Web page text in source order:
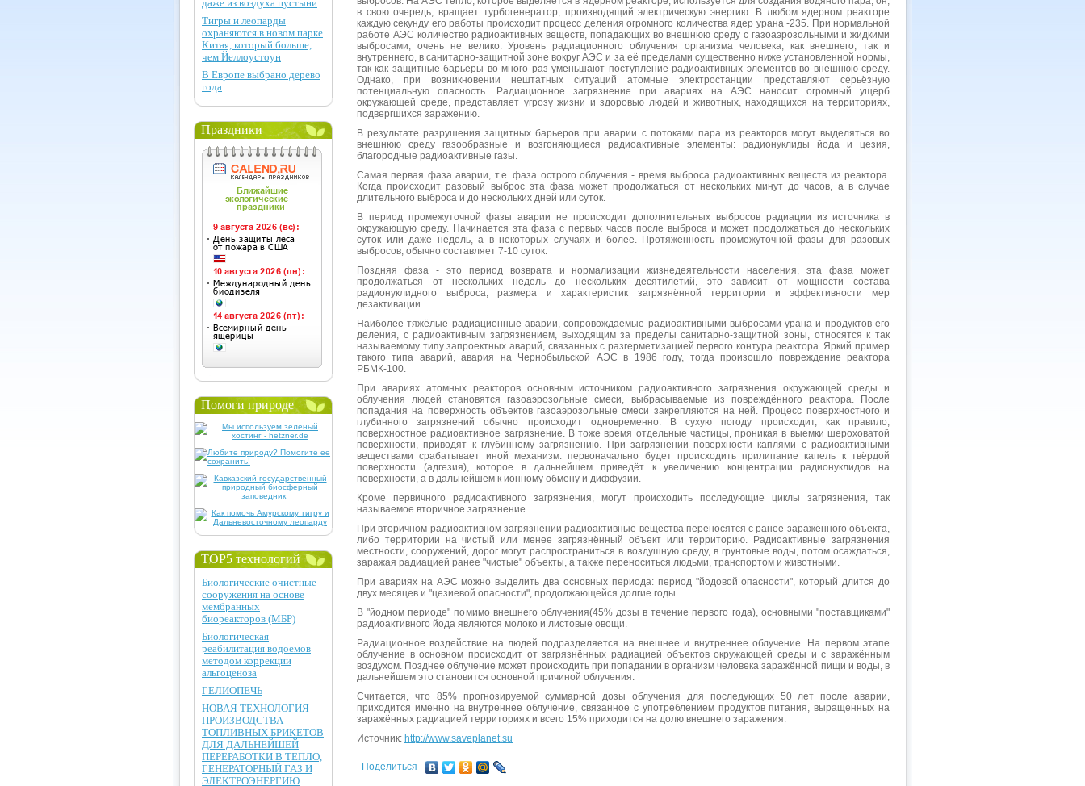
в свою очередь, вращает турбогенератор, производящий электрическую энергию. В любом ядерном реакторе
каждую секунду его работы происходит процесс деления огромного количества ядер урана -235. При нормальной
работе АЭС количество радиоактивных веществ, попадающих во внешнюю среду с газоаэрозольными и жидкими
выбросами, очень не велико. Уровень радиационного облучения организма человека, как внешнего, так и
внутреннего, в санитарно-защитной зоне вокруг АЭС и за её пределами существенно ниже установленной нормы,
так как защитные барьеры во много раз уменьшают поступление радиоактивных элементов во внешнюю среду.
Однако, при возникновении нештатных ситуаций атомные электростанции представляют серьёзную
потенциальную опасность. Радиационное загрязнение при авариях на АЭС наносит огромный ущерб
окружающей среде, представляет угрозу жизни и здоровью людей и животных, находящихся на территориях,
подвергшихся заражению.
В результате разрушения защитных барьеров при аварии с потоками пара из реакторов могут выделяться во
внешнюю среду газообразные и возгоняющиеся радиоактивные элементы: радионуклиды йода и цезия,
благородные радиоактивные газы.
Самая первая фаза аварии, т.е. фаза острого облучения - время выброса радиоактивных веществ из реактора.
Когда происходит разовый выброс эта фаза может продолжаться от нескольких минут до часов, а в случае
длительного выброса и до нескольких дней или суток.
В период промежуточной фазы аварии не происходит дополнительных выбросов радиации из источника в
окружающую среду. Начинается эта фаза с первых часов после выброса и может продолжаться до нескольких
суток или даже недель, а в некоторых случаях и более. Протяжённость промежуточной фазы для разовых
выбросов, обычно составляет 7-10 суток.
Поздняя фаза - это период возврата и нормализации жизнедеятельности населения, эта фаза может
продолжаться от нескольких недель до нескольких десятилетий, это зависит от мощности состава
радионуклидного выброса, размера и характеристик загрязнённой территории и эффективности мер
дезактивации.
Наиболее тяжёлые радиационные аварии, сопровождаемые радиоактивными выбросами урана и продуктов его
деления, с радиоактивным загрязнением, выходящим за пределы санитарно-защитной зоны, относятся к так
называемому типу запроектных аварий, связанных с разгерметизацией первого контура реактора. Яркий пример
такого типа аварий, авария на Чернобыльской АЭС в 1986 году, тогда произошло повреждение реактора
РБМК-100.
При авариях атомных реакторов основным источником радиоактивного загрязнения окружающей среды и
облучения людей становятся газоаэрозольные смеси, выбрасываемые из повреждённого реактора. После
попадания на поверхность объектов газоаэрозольные смеси закрепляются на ней. Процесс поверхностного и
глубинного загрязнений обычно происходит одновременно. В сухую погоду происходит, как правило,
поверхностное радиоактивное загрязнение. В тоже время отдельные частицы, проникая в выемки шероховатой
поверхности, приводят к глубинному загрязнению. При загрязнении поверхности каплями с радиоактивными
веществами срабатывает иной механизм: первоначально будет происходить прилипание капель к твёрдой
поверхности (адгезия), которое в дальнейшем приведёт к увеличению концентрации радионуклидов на
поверхности, а в дальнейшем к ионному обмену и диффузии.
Кроме первичного радиоактивного загрязнения, могут происходить последующие циклы загрязнения, так
называемое вторичное загрязнение.
При вторичном радиоактивном загрязнении радиоактивные вещества переносятся с ранее заражённого объекта,
либо территории на чистый или менее загрязнённый объект или территорию. Радиоактивные загрязнения
местности, сооружений, дорог могут распространиться в воздушную среду, в грунтовые воды, потом осаждаться,
заражая радиацией ранее "чистые" объекты, а также переноситься людьми, транспортом и животными.
При авариях на АЭС можно выделить два основных периода: период "йодовой опасности", который длится до
двух месяцев и "цезиевой опасности", продолжающейся долгие годы.
В "йодном периоде" помимо внешнего облучения(45% дозы в течение первого года), основными "поставщиками"
радиоактивного йода являются молоко и листовые овощи.
Радиационное воздействие на людей подразделяется на внешнее и внутреннее облучение. На первом этапе
облучение в основном происходит от загрязнённых радиацией объектов окружающей среды и с заражённым
воздухом. Позднее облучение может происходить при попадании в организм человека заражённой пищи и воды, в
дальнейшем это становится основной причиной облучения.
Считается, что 85% прогнозируемой суммарной дозы облучения для последующих 50 лет после аварии,
приходится именно на внутреннее облучение, связанное с употреблением продуктов питания, выращенных на
заражённых радиацией территориях и всего 15% приходится на долю внешнего заражения.
Источник: http://www.saveplanet.su
Поделиться
даже из воздуха пустыни
Тигры и леопарды
охраняются в новом парке
Китая, который больше,
чем Йеллоустоун
В Европе выбрано дерево
года
Праздники
Помоги природе
TOP5 технологий
Биологические очистные
сооружения на основе
мембранных
биореакторов (МБР)
Биологическая
реабилитация водоемов
методом коррекции
альгоценоза
ГЕЛИОПЕЧЬ
НОВАЯ ТЕХНОЛОГИЯ
ПРОИЗВОДСТВА
ТОПЛИВНЫХ БРИКЕТОВ
ДЛЯ ДАЛЬНЕЙШЕЙ
ПЕРЕРАБОТКИ В ТЕПЛО,
ГЕНЕРАТОРНЫЙ ГАЗ И
ЭЛЕКТРОЭНЕРГИЮ